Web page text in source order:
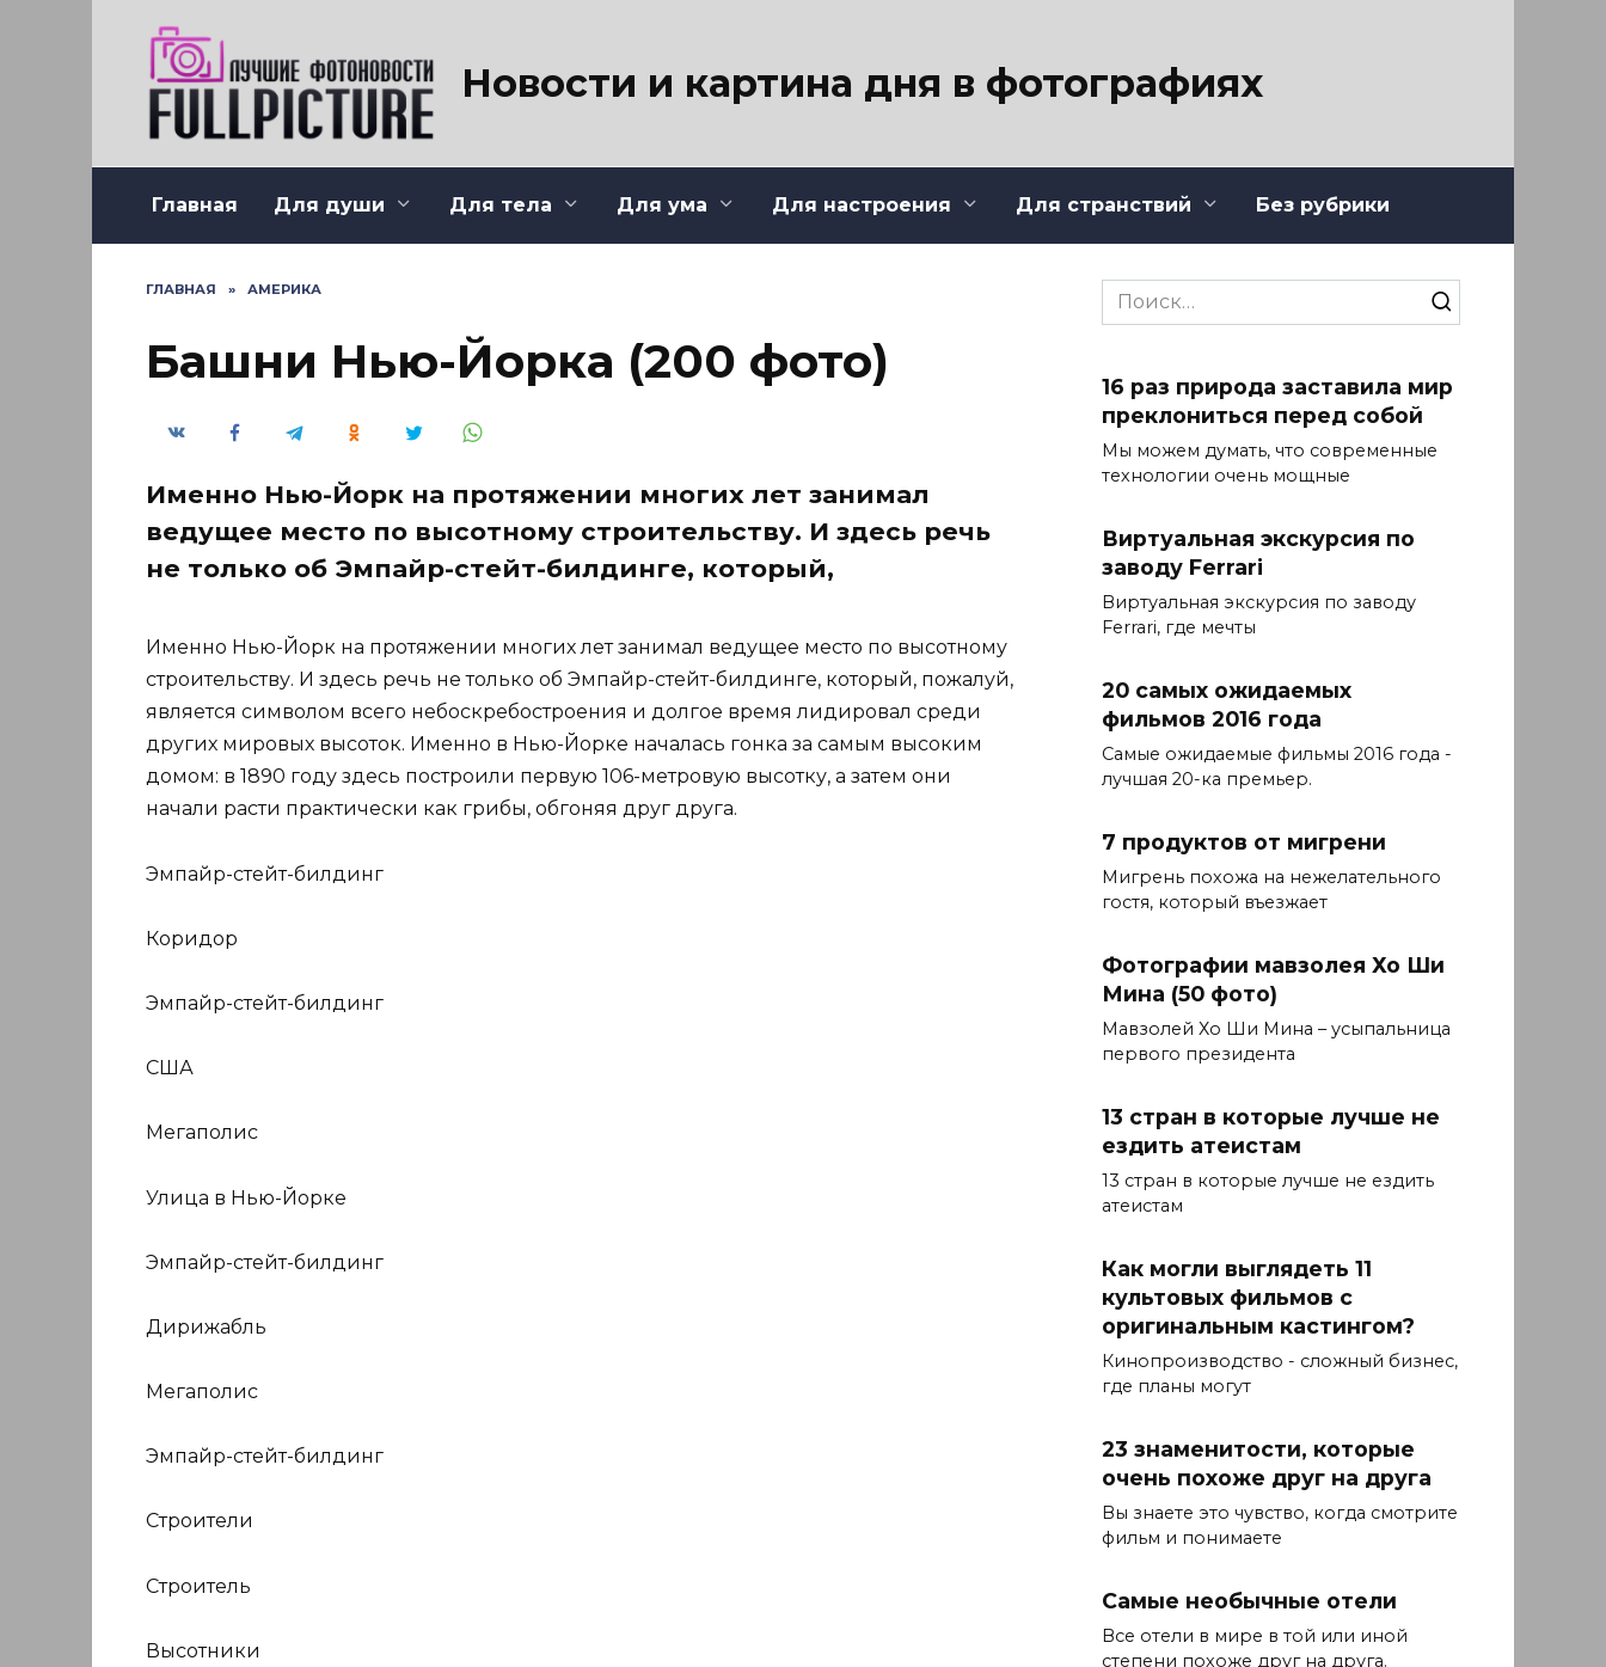
Новости и картина дня в фотографиях
Главная Для души Для тела Для ума Для настроения Для странствий Без рубрики
ГЛАВНАЯ » АМЕРИКА
Башни Нью-Йорка (200 фото)
Именно Нью-Йорк на протяжении многих лет занимал
ведущее место по высотному строительству. И здесь речь
не только об Эмпайр-стейт-билдинге, который,
Именно Нью-Йорк на протяжении многих лет занимал ведущее место по высотному
строительству. И здесь речь не только об Эмпайр-стейт-билдинге, который, пожалуй,
является символом всего небоскребостроения и долгое время лидировал среди
других мировых высоток. Именно в Нью-Йорке началась гонка за самым высоким
домом: в 1890 году здесь построили первую 106-метровую высотку, а затем они
начали расти практически как грибы, обгоняя друг друга.
Эмпайр-стейт-билдинг
Коридор
Эмпайр-стейт-билдинг
США
Мегаполис
Улица в Нью-Йорке
Эмпайр-стейт-билдинг
Дирижабль
Мегаполис
Эмпайр-стейт-билдинг
Строители
Строитель
Высотники
Search
for:
16 раз природа заставила мир
преклониться перед собой
Мы можем думать, что современные
технологии очень мощные
Виртуальная экскурсия по
заводу Ferrari
Виртуальная экскурсия по заводу
Ferrari, где мечты
20 самых ожидаемых
фильмов 2016 года
Самые ожидаемые фильмы 2016 года -
лучшая 20-ка премьер.
7 продуктов от мигрени
Мигрень похожа на нежелательного
гостя, который въезжает
Фотографии мавзолея Хо Ши
Мина (50 фото)
Мавзолей Хо Ши Мина – усыпальница
первого президента
13 стран в которые лучше не
ездить атеистам
13 стран в которые лучше не ездить
атеистам
Как могли выглядеть 11
культовых фильмов с
оригинальным кастингом?
Кинопроизводство - сложный бизнес,
где планы могут
23 знаменитости, которые
очень похоже друг на друга
Вы знаете это чувство, когда смотрите
фильм и понимаете
Самые необычные отели
Все отели в мире в той или иной
степени похоже друг на друга.